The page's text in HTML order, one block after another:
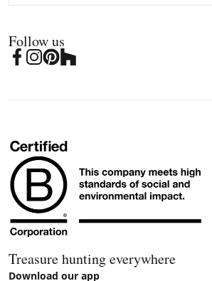
Follow us
Treasure hunting everywhere
Download our app